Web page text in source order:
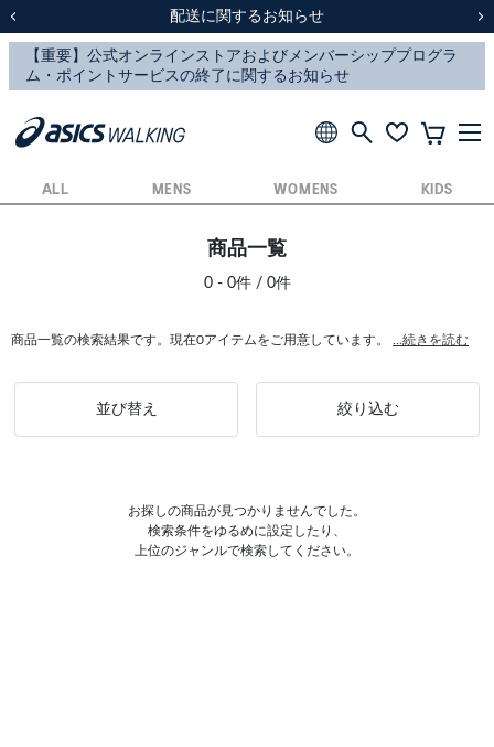
スクスク（SUKU2）価格改定のお知らせ
配送に関するお知らせ
スクスク（SUKU2）価格改定のお知らせ
配送に関するお知らせ
ALL MENS WOMENS KIDS
商品一覧
0 - 0件 / 0件
商品一覧の検索結果です。現在0アイテムをご用意しています。 ...続きを読む
並び替え 絞り込む
お探しの商品が見つかりませんでした。
検索条件をゆるめに設定したり、
上位のジャンルで検索してください。